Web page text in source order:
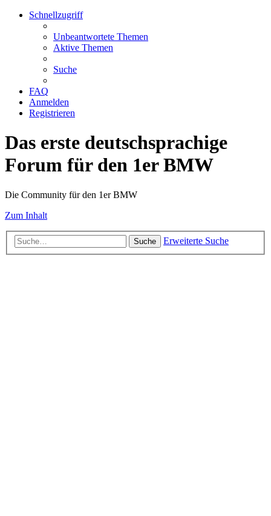
Schnellzugriff
Unbeantwortete Themen
Aktive Themen
Suche
FAQ
Anmelden
Registrieren
Das erste deutschsprachige
Forum für den 1er BMW
Die Community für den 1er BMW
Zum Inhalt
Suche Erweiterte Suche